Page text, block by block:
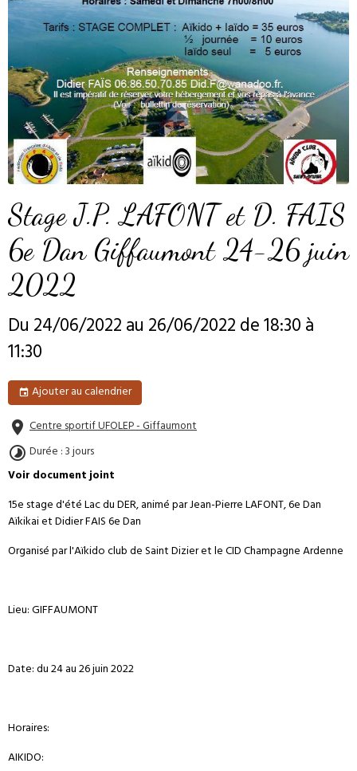
Stage J.P. LAFONT et D. FAIS
6e Dan Giffaumont 24-26 juin
2022
Du 24/06/2022au 26/06/2022de 18:30à
11:30
Ajouter au calendrier
Centre sportif UFOLEP - Giffaumont
Durée : 3 jours
Voir document joint
15e stage d'été Lac du DER, animé par Jean-Pierre LAFONT, 6e Dan
Aïkikai et Didier FAIS 6e Dan
Organisé par l'Aïkido club de Saint Dizier et le CID Champagne Ardenne
Lieu: GIFFAUMONT
Date: du 24 au 26 juin 2022
Horaires:
AIKIDO: